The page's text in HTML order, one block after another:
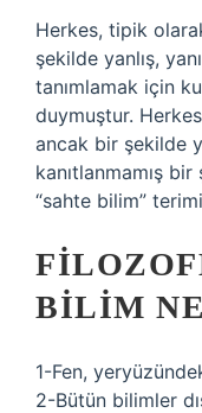
Herkes, tipik
şekilde yanlış,
tanımlamak için
duymuştur.
ancak bir şekilde
kanıtlanmamış
“sahte bilim”
BILIM
1-Fen,
2-Bütün bilimler